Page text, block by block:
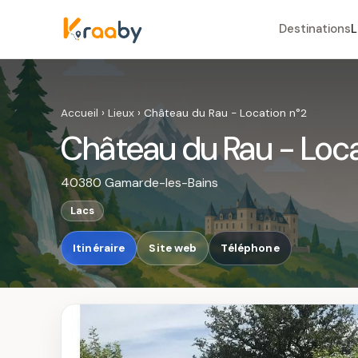
Destinations
Accueil › Lieux › Château du Rau - Location n°2
Château du Rau -
40380 Gamarde-les-Bains
Lacs
Itinéraire Site web Téléphone